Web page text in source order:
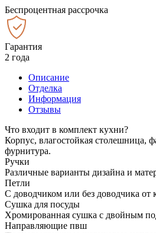
Беспроцентная рассрочка
Гарантия
2 года
Описание
Отделка
Информация
Отзывы
Что входит в комплект кухни?
Корпус, влагостойкая столешница,
фурнитура.
Ручки
Различные варианты дизайна и
Петли
С доводчиком или без доводчика от
Сушка для посуды
Хромированная сушка с двойным
Направляющие пвш